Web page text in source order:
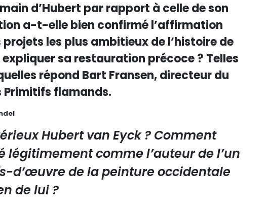
d’Hubert par rapport à celle de son
a-t-elle bien confirmé l’affirmation
projets les plus ambitieux de l’histoire de
sa restauration précoce ? Telles
répond Bart Fransen, directeur du
Primitifs flamands.
Hubert van Eyck ? Comment
comme l’auteur de l’un
d’œuvre de la peinture occidentale
de lui ?